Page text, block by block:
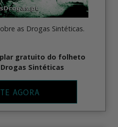
as Drogas Sintéticas.
gratuito do folheto
Sintéticas
AGORA